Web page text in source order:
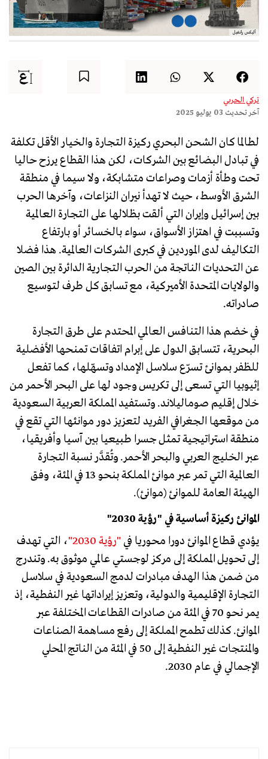
أليكس رانغيل
تركي الحربي
آخر تحديث 03 يوليو 2025
لطالما كان الشحن البحري ركيزة التجارة والخيار الأقل تكلفة
في تبادل البضائع بين الشركات، لكن هذا القطاع يرزح حاليا
تحت وطأة أزمات وصراعات متشابكة، ولا سيما في منطقة
الشرق الأوسط، حيث لا تهدأ نيران النزاعات، وآخرها الحرب
بين إسرائيل وإيران التي ألقت بظلالها على التجارة العالمية
وتسببت في اهتزاز الأسواق، سواء بالخسائر أو بارتفاع
التكاليف لدى الموردين في كبرى الشركات العالمية. هذا فضلا
عن التحديات الناتجة من الحرب التجارية الدائرة بين الصين
والولايات المتحدة الأميركية، مع تسابق كل طرف لتوسيع
صادراته.
في خضم هذا التنافس العالمي المحتدم على طرق التجارة
البحرية، تتسابق الدول على إبرام اتفاقات تمنحها الأفضلية
للظفر بموانئ تسرّع سلاسل الإمداد وتسهّلها، كما تفعل
إثيوبيا التي تسعى إلى تكريس وجود لها على البحر الأحمر من
خلال إقليم صوماليلاند. وتستفيد المملكة العربية السعودية
من موقعها الجغرافي الفريد لتعزيز دور موانئها التي تقع في
منطقة استراتيجية تمثل جسرا طبيعيا بين آسيا وأفريقيا،
عبر الخليج العربي والبحر الأحمر. وتُقدَّر نسبة التجارة
العالمية التي تمر عبر موانئ المملكة بنحو 13 في المئة، وفق
الهيئة العامة للموانئ (موانئ).
الموانئ ركيزة أساسية في "رؤية 2030"
يؤدي قطاع الموانئ دورا محوريا في "رؤية 2030"
، التي تهدف
إلى تحويل المملكة إلى مركز لوجستي عالمي موثوق به. وتندرج
من ضمن هذا الهدف مبادرات لدمج السعودية في سلاسل
التجارة الإقليمية والدولية، وتعزيز إيراداتها غير النفطية، إذ
يمر نحو 70 في المئة من صادرات القطاعات المختلفة عبر
الموانئ. كذلك تطمح المملكة إلى رفع مساهمة الصناعات
والمنتجات غير النفطية إلى 50 في المئة من الناتج المحلي
الإجمالي في عام 2030.